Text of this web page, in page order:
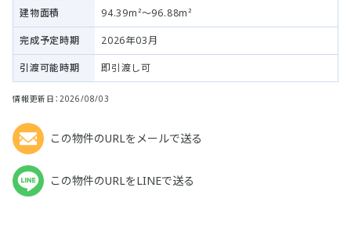
建物面積 94.39m²～96.88m²
完成予定時期 2026年03月
引渡可能時期 即引渡し可
情報更新日：2026/08/03
この物件のURLをメールで送る
この物件のURLをLINEで送る